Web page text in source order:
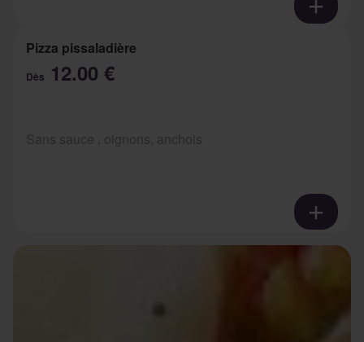
Pizza pissaladière
Dès 12.00 €